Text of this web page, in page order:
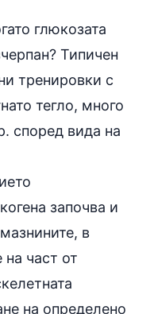
глюкозата
Типичен
тренировки с
тегло, много
според вида на
започва и
в
част от
на определено